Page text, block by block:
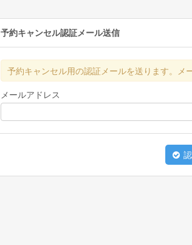
予約キャンセル認証メール送信
予約キャンセル用の認証メールを送ります。メ
メールアドレス